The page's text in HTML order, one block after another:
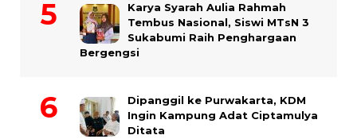
Karya Syarah Aulia Rahmah
Tembus Nasional, Siswi MTsN 3
Sukabumi Raih Penghargaan
Bergengsi
Dipanggil ke Purwakarta, KDM
Ingin Kampung Adat Ciptamulya
Ditata